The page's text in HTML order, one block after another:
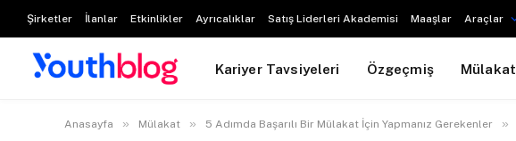
Şirketler İlanlar Etkinlikler Ayrıcalıklar Satış Liderleri Akademisi Maaşlar Araçlar
Kariyer Tavsiyeleri Özgeçmiş Mülakat
Anasayfa » Mülakat » 5 Adımda Başarılı Bir Mülakat İçin Yapmanız Gerekenler »